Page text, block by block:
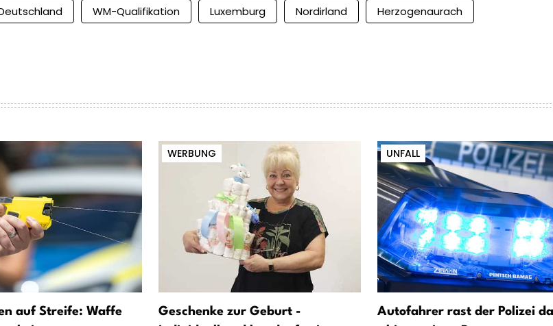
WM-Qualifikation Luxemburg Nordirland Herzogenaurach
auf Streife: Waffe
WERBUNG
Geschenke zur Geburt -
UNFALL
Autofahrer rast der Polizei